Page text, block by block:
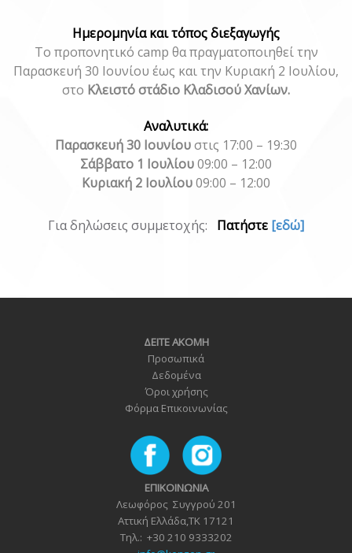
Ημερομηνία και τόπος διεξαγωγής
Το προπονητικό camp θα πραγματοποιηθεί την
Παρασκευή 30 Ιουνίου έως και την Κυριακή 2 Ιουλίου,
στο Κλειστό στάδιο Κλαδισού Χανίων.
Αναλυτικά:
Παρασκευή 30 Ιουνίουστις 17:00 – 19:30
Σάββατο 1 Ιουλίου09:00 – 12:00
Κυριακή 2 Ιουλίου09:00 – 12:00
Για δηλώσεις συμμετοχής: Πατήστε [εδώ]
ΔΕΙΤΕ ΑΚΟΜΗ
Προσωπικά
Δεδομένα
Όροι χρήσης
Φόρμα Επικοινωνίας
ΕΠΙΚΟΙΝΩΝΙΑ
Λεωφόρος Συγγρού 201
Αττική Ελλάδα,TK 17121
Τηλ.: +30 210 9333202